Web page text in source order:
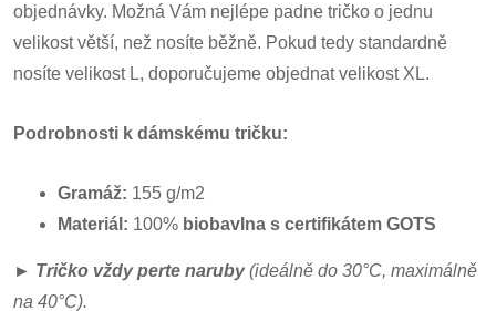
objednávky. Možná Vám nejlépe padne tričko o jednu
velikost větší, než nosíte běžně. Pokud tedy standardně
nosíte velikost L, doporučujeme objednat velikost XL.
Podrobnosti k dámskému tričku:
Gramáž: 155 g/m2
Materiál: 100% biobavlna s certifikátem GOTS
► Tričko vždy perte naruby(ideálně do 30°C, maximálně
na 40°C).